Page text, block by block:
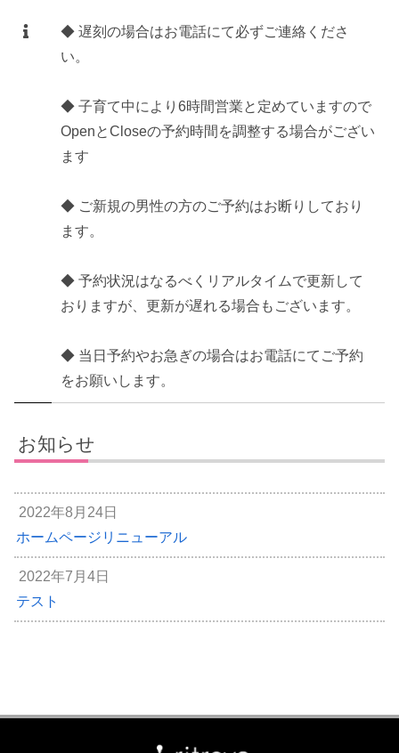
◆ 遅刻の場合はお電話にて必ずご連絡くださ
い。
◆ 子育て中により6時間営業と定めていますので
OpenとCloseの予約時間を調整する場合がござい
ます
◆ ご新規の男性の方のご予約はお断りしており
ます。
◆ 予約状況はなるべくリアルタイムで更新して
おりますが、更新が遅れる場合もございます。
◆ 当日予約やお急ぎの場合はお電話にてご予約
をお願いします。
お知らせ
2022年8月24日
ホームページリニューアル
2022年7月4日
テスト